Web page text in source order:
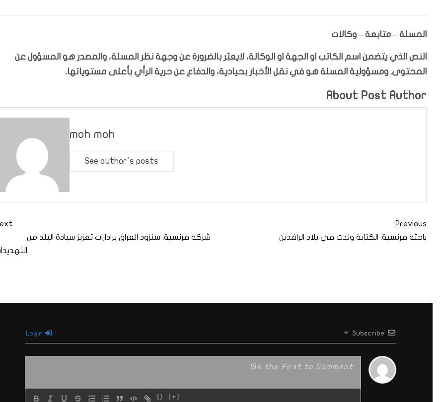
المسلة – متابعة – وكالات
النص الذي يتضمن اسم الكاتب او الجهة او الوكالة، لايعبّر بالضرورة عن وجهة نظر المسلة، والمصدر هو المسؤول عن
المحتوى. ومسؤولية المسلة هو في نقل الأخبار بحيادية، والدفاع عن حرية الرأي بأعلى مستوياتها.
About Post Author
moh moh
See author's posts
Previous
باحثة فرنسية: الكتابة ولدت في بلاد الرافدين
شركة فرنسية: سنزود العراق برادارات تعزيز سيادة البلد من
Subscribe
{} [+]